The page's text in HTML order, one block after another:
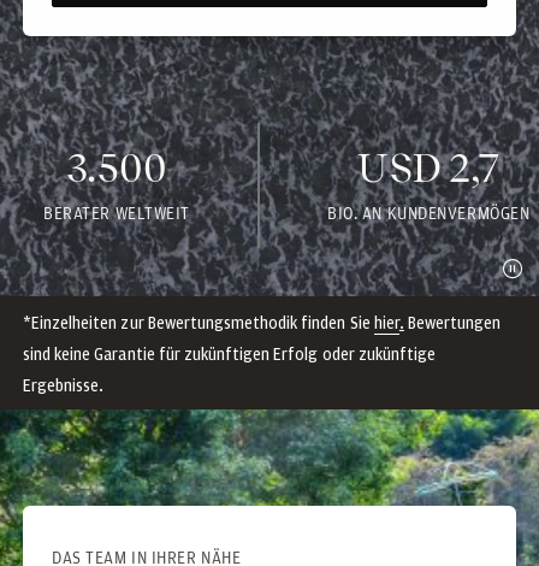
3.500
BERATER WELTWEIT
USD 2,7
BIO. AN KUNDENVERMÖGEN
*Einzelheiten zur Bewertungsmethodik finden Sie hier. Bewertungen
sind keine Garantie für zukünftigen Erfolg oder zukünftige
Ergebnisse.
DAS TEAM IN IHRER NÄHE